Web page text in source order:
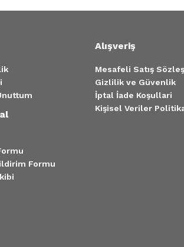
VİTES KOL TOPUZU
Formu
Alışveriş
Mesafeli Satış
Gizlilik ve Güvenlik
İptal İade Koşullari
Kişisel Veriler